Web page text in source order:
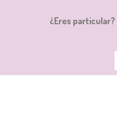
¿Eres particular?